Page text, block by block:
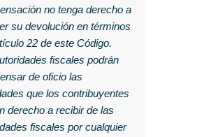
no tenga derecho a
su devolución en términos
22 de este Código.
fiscales podrán
de oficio las
que los contribuyentes
derecho a recibir de las
fiscales por cualquier